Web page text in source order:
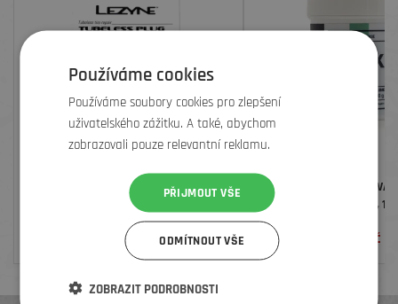
LEZYNE 20 KS NÁHRADNÍCH
BEZDUŠOVÝCH KNOTŮ TUBELESS PLUG
RERILL
290
BIKEWORKX SILIKONOVÁ
STAR SILICON,
Kč
Používáme cookies
Používáme soubory cookies pro zlepšení
uživatelského zážitku. A také, abychom
zobrazovali pouze relevantní reklamu.
PŘIJMOUT VŠE
ODMÍTNOUT VŠE
ZOBRAZIT PODROBNOSTI